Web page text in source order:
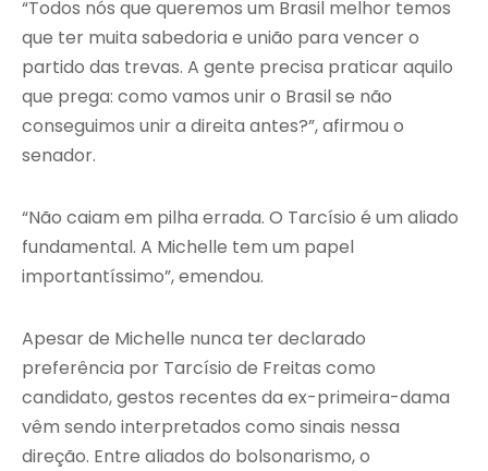
“Todos nós que queremos um Brasil melhor temos
que ter muita sabedoria e união para vencer o
partido das trevas. A gente precisa praticar aquilo
que prega: como vamos unir o Brasil se não
conseguimos unir a direita antes?”, afirmou o
senador.
“Não caiam em pilha errada. O Tarcísio é um aliado
fundamental. A Michelle tem um papel
importantíssimo”, emendou.
Apesar de Michelle nunca ter declarado
preferência por Tarcísio de Freitas como
candidato, gestos recentes da ex-primeira-dama
vêm sendo interpretados como sinais nessa
direção. Entre aliados do bolsonarismo, o